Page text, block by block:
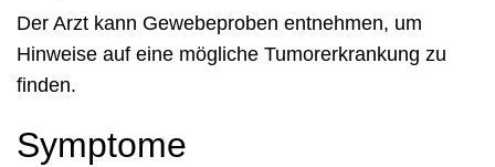
Der Arzt kann Gewebeproben entnehmen, um
Hinweise auf eine mögliche Tumorerkrankung zu
finden.
Symptome